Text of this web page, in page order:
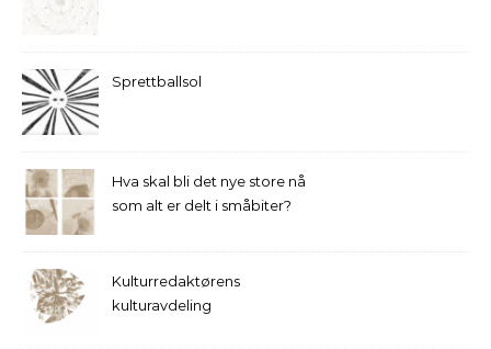
Sprettballsol
Hva skal bli det nye store nå
som alt er delt i småbiter?
Kulturredaktørens
kulturavdeling